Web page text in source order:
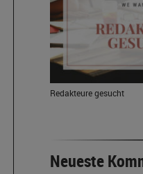
Redakteure gesucht
Neueste